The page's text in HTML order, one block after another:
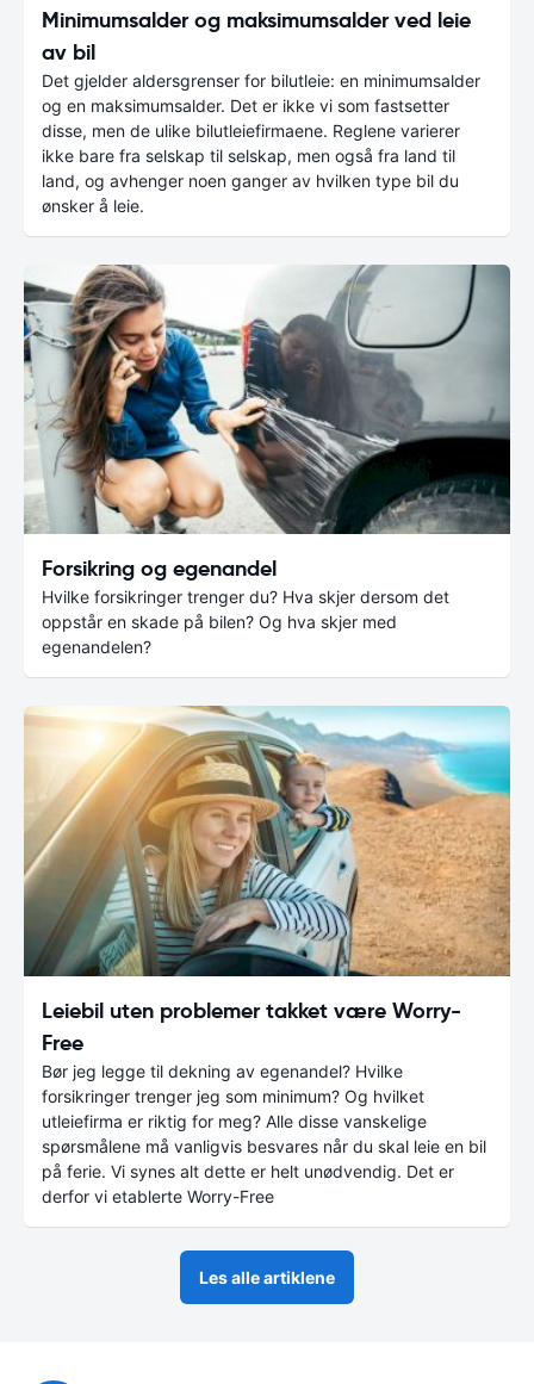
Minimumsalder og maksimumsalder ved leie
av bil
Det gjelder aldersgrenser for bilutleie: en minimumsalder
og en maksimumsalder. Det er ikke vi som fastsetter
disse, men de ulike bilutleiefirmaene. Reglene varierer
ikke bare fra selskap til selskap, men også fra land til
land, og avhenger noen ganger av hvilken type bil du
ønsker å leie.
Forsikring og egenandel
Hvilke forsikringer trenger du? Hva skjer dersom det
oppstår en skade på bilen? Og hva skjer med
egenandelen?
Leiebil uten problemer takket være Worry-
Free
Bør jeg legge til dekning av egenandel? Hvilke
forsikringer trenger jeg som minimum? Og hvilket
utleiefirma er riktig for meg? Alle disse vanskelige
spørsmålene må vanligvis besvares når du skal leie en bil
på ferie. Vi synes alt dette er helt unødvendig. Det er
derfor vi etablerte Worry-Free
Les alle artiklene